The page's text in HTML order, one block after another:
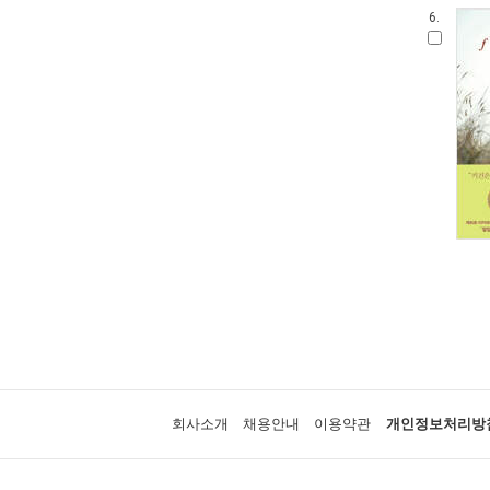
6.
회사소개 채용안내 이용약관 개인정보처리방